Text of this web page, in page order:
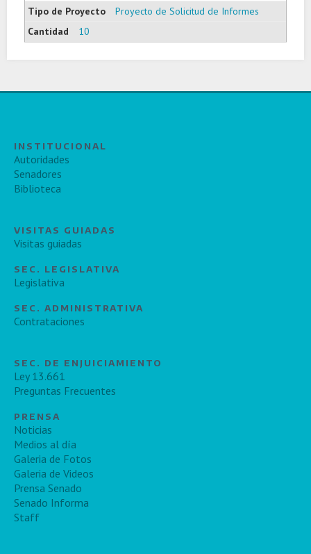
Proyecto de Solicitud de Informes
10
INSTITUCIONAL
Autoridades
Senadores
Biblioteca
VISITAS GUIADAS
Visitas guiadas
SEC. LEGISLATIVA
Legislativa
SEC. ADMINISTRATIVA
Contrataciones
SEC. DE ENJUICIAMIENTO
Ley 13.661
Preguntas Frecuentes
PRENSA
Noticias
Medios al día
Galeria de Fotos
Galeria de Videos
Prensa Senado
Senado Informa
Staff